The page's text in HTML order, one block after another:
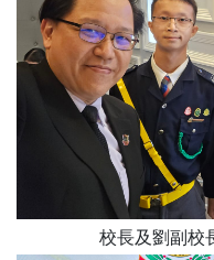
校長及劉副校長與